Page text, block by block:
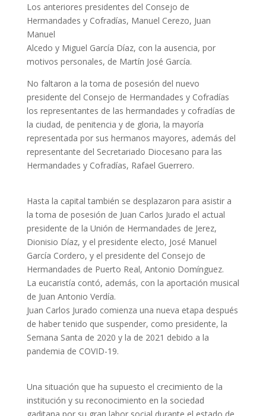
Los anteriores presidentes del Consejo de
Hermandades y Cofradías, Manuel Cerezo, Juan
Manuel
Alcedo y Miguel García Díaz, con la ausencia, por
motivos personales, de Martín José García.
No faltaron a la toma de posesión del nuevo
presidente del Consejo de Hermandades y Cofradías
los representantes de las hermandades y cofradías de
la ciudad, de penitencia y de gloria, la mayoría
representada por sus hermanos mayores, además del
representante del Secretariado Diocesano para las
Hermandades y Cofradías, Rafael Guerrero.
Hasta la capital también se desplazaron para asistir a
la toma de posesión de Juan Carlos Jurado el actual
presidente de la Unión de Hermandades de Jerez,
Dionisio Díaz, y el presidente electo, José Manuel
García Cordero, y el presidente del Consejo de
Hermandades de Puerto Real, Antonio Domínguez.
La eucaristía contó, además, con la aportación musical
de Juan Antonio Verdía.
Juan Carlos Jurado comienza una nueva etapa después
de haber tenido que suspender, como presidente, la
Semana Santa de 2020 y la de 2021 debido a la
pandemia de COVID-19.
Una situación que ha supuesto el crecimiento de la
institución y su reconocimiento en la sociedad